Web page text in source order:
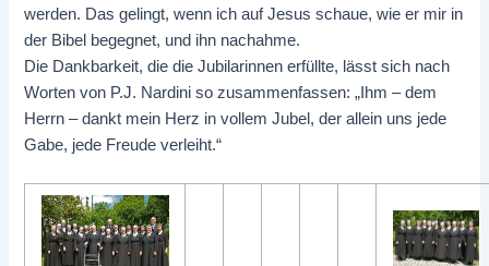
werden. Das gelingt, wenn ich auf Jesus schaue, wie er mir in
der Bibel begegnet, und ihn nachahme.
Die Dankbarkeit, die die Jubilarinnen erfüllte, lässt sich nach
Worten von P.J. Nardini so zusammenfassen: „Ihm – dem
Herrn – dankt mein Herz in vollem Jubel, der allein uns jede
Gabe, jede Freude verleiht.“